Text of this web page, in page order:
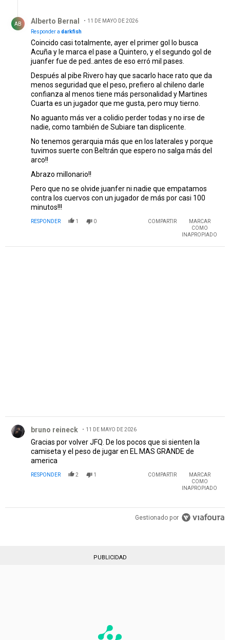
AB Alberto Bernal
11 DE MAYO DE 2026
Responder a darkfish
Coincido casi totalmente, ayer el primer gol lo busca
Acuña y le marca el pase a Quintero, y el segundo gol de
juanfer fue de ped..antes de eso erró mil pases.
Después al pibe Rivero hay que sacarlo hace rato que da
menos seguridad que el peso, prefiero al chileno darle
confianza al menos tiene más personalidad y Martines
Cuarta es un jugador que me gusta, pero muy tierno.
No aguanto más ver a colidio perder todas y no irse de
nadie, como también de Subiare tan displicente.
No tenemos gerarquia más que en los laterales y porque
tuvimos suerte con Beltrán que espero no salga más del
arco!!
Abrazo millonario!!
Pero que no se olvide juanfer ni nadie que empatamos
contra los cuervos con un jugador de más por casi 100
minutos!!!
RESPONDER 1 0 COMPARTIR
MARCAR
COMO
INAPROPIADO
bruno reineck 11 DE MAYO DE 2026
Gracias por volver JFQ. De los pocos que si sienten la
camiseta y el peso de jugar en EL MAS GRANDE de
america
RESPONDER 2 1 COMPARTIR
MARCAR
COMO
INAPROPIADO
Gestionado por
PUBLICIDAD